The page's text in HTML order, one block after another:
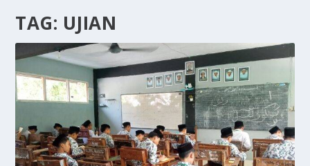
TAG: UJIAN